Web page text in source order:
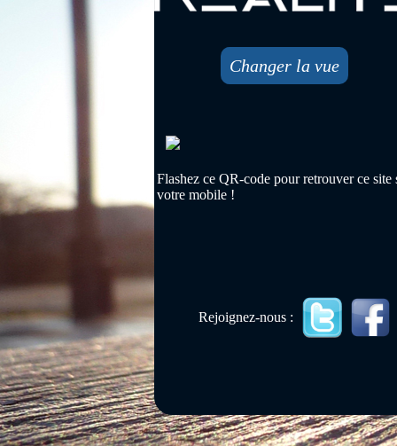
Changer la vue
Flashez ce QR-code pour retrouver ce site
votre mobile !
Rejoignez-nous :